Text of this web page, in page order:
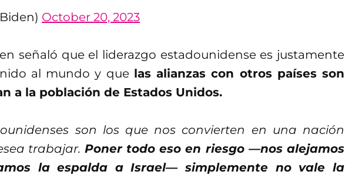
October 20, 2023
señaló que el liderazgo estadounidense es justamente
al mundo y que las alianzas con otros países son
a la población de Estados Unidos.
son los que nos convierten en una nación
trabajar. Poner todo eso en riesgo —nos alejamos
la espalda a Israel— simplemente no vale la